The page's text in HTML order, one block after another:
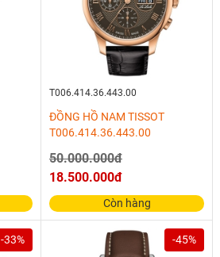
T006.414.36.443.00
ĐỒNG HỒ NAM TISSOT
T006.414.36.443.00
50.000.000đ
18.500.000đ
Còn hàng
-33% -45%